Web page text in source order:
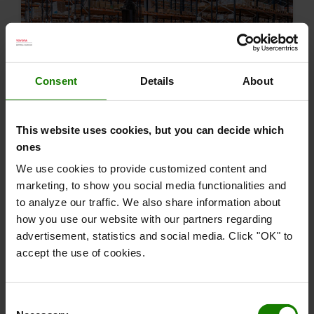
Consent Details About
This website uses cookies, but you can decide which
ones
We use cookies to provide customized content and
marketing, to show you social media functionalities and
to analyze our traffic. We also share information about
how you use our website with our partners regarding
advertisement, statistics and social media. Click "OK" to
accept the use of cookies.
Guide til plukketruck
Lad vores guide hjælpe dig med at finde den
rette lavtløftende eller mellem- til højtløftende
plukketruck til dine plukkeopgaver.
Prøv vores guide til plukketrucks